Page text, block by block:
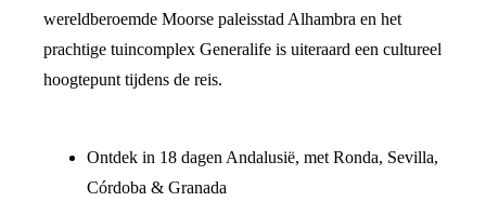
wereldberoemde Moorse paleisstad Alhambra en het
prachtige tuincomplex Generalife is uiteraard een cultureel
hoogtepunt tijdens de reis.
Ontdek in 18 dagen Andalusië, met Ronda, Sevilla,
Córdoba & Granada